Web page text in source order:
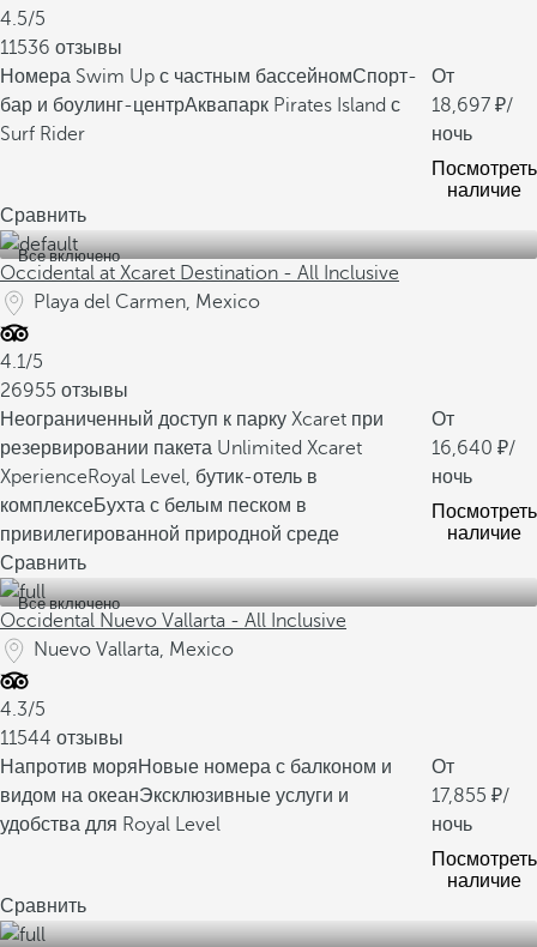
4.5/5
11536 отзывы
Номера Swim Up с частным бассейномСпорт-
бар и боулинг-центрАквапарк Pirates Island с
Surf Rider
От
18,697
/
ночь
Посмотреть
наличие
Сравнить
Все включено
Occidental at Xcaret Destination - All Inclusive
Playa del Carmen, Mexico
4.1/5
26955 отзывы
Неограниченный доступ к парку Xcaret при
резервировании пакета Unlimited Xcaret
XperienceRoyal Level, бутик-отель в
комплексеБухта с белым песком в
привилегированной природной среде
От
16,640
/
ночь
Посмотреть
наличие
Сравнить
Все включено
Occidental Nuevo Vallarta - All Inclusive
Nuevo Vallarta, Mexico
4.3/5
11544 отзывы
Напротив моряНовые номера с балконом и
видом на океанЭксклюзивные услуги и
удобства для Royal Level
От
17,855
/
ночь
Посмотреть
наличие
Сравнить